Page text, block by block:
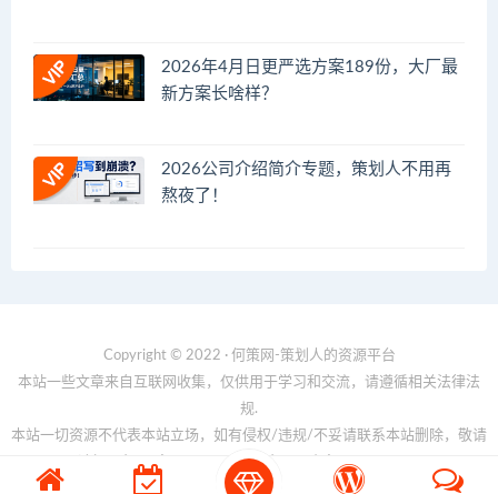
2026年4月日更严选方案189份，大厂最
新方案长啥样？
2026公司介绍简介专题，策划人不用再
熬夜了！
Copyright © 2022 · 何策网-策划人的资源平台
本站一些文章来自互联网收集，仅供用于学习和交流，请遵循相关法律法
规.
本站一切资源不代表本站立场，如有侵权/违规/不妥请联系本站删除，敬请
京ICP备18888888号 京公网安备 188888888